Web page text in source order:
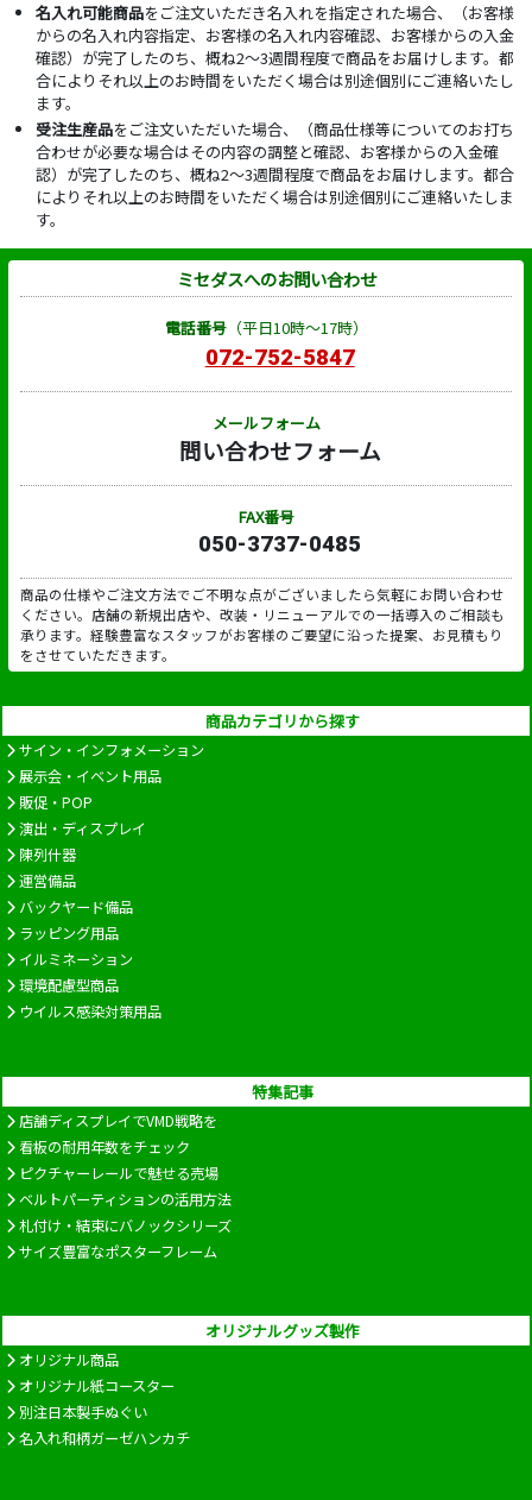
名入れ可能商品をご注文いただき名入れを指定された場合、（お客様
からの名入れ内容指定、お客様の名入れ内容確認、お客様からの入金
確認）が完了したのち、概ね2～3週間程度で商品をお届けします。都
合によりそれ以上のお時間をいただく場合は別途個別にご連絡いたし
ます。
受注生産品をご注文いただいた場合、（商品仕様等についてのお打ち
合わせが必要な場合はその内容の調整と確認、お客様からの入金確
認）が完了したのち、概ね2～3週間程度で商品をお届けします。都合
によりそれ以上のお時間をいただく場合は別途個別にご連絡いたしま
す。
ミセダスへのお問い合わせ
電話番号（平日10時～17時）
072-752-5847
メールフォーム
問い合わせフォーム
FAX番号
050-3737-0485
商品の仕様やご注文方法でご不明な点がございましたら気軽にお問い合わせ
ください。店舗の新規出店や、改装・リニューアルでの一括導入のご相談も
承ります。経験豊富なスタッフがお客様のご要望に沿った提案、お見積もり
をさせていただきます。
商品カテゴリから探す
サイン・インフォメーション
展示会・イベント用品
販促・POP
演出・ディスプレイ
陳列什器
運営備品
バックヤード備品
ラッピング用品
イルミネーション
環境配慮型商品
ウイルス感染対策用品
特集記事
店舗ディスプレイでVMD戦略を
看板の耐用年数をチェック
ピクチャーレールで魅せる売場
ベルトパーティションの活用方法
札付け・結束にバノックシリーズ
サイズ豊富なポスターフレーム
オリジナルグッズ製作
オリジナル商品
オリジナル紙コースター
別注日本製手ぬぐい
名入れ和柄ガーゼハンカチ